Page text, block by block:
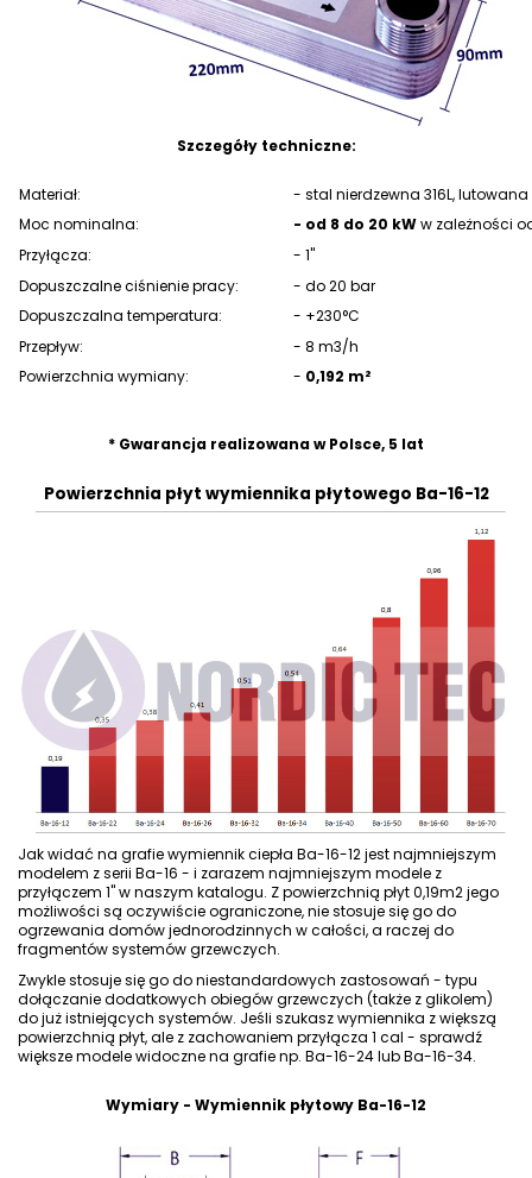
Szczegóły techniczne:
Materiał:
Moc nominalna:
Przyłącza:
Dopuszczalne ciśnienie pracy:
Dopuszczalna temperatura:
Przepływ:
Powierzchnia wymiany:
- stal nierdzewna 316L,
- od 8 do 20 kWw zależności
- 1"
- do 20 bar
- +230°C
- 8 m3/h
- 0,192 m²
* Gwarancja realizowana w Polsce, 5 lat
Powierzchnia płyt wymiennika płytowego Ba-16-12
Jak widać na grafie wymiennik ciepła Ba-16-12 jest najmniejszym
modelem z serii Ba-16 - i zarazem najmniejszym modele z
przyłączem 1" w naszym katalogu. Z powierzchnią płyt 0,19m2 jego
możliwości są oczywiście ograniczone, nie stosuje się go do
ogrzewania domów jednorodzinnych w całości, a raczej do
fragmentów systemów grzewczych.
Zwykle stosuje się go do niestandardowych zastosowań - typu
dołączanie dodatkowych obiegów grzewczych (także z glikolem)
do już istniejących systemów. Jeśli szukasz wymiennika z większą
powierzchnią płyt, ale z zachowaniem przyłącza 1 cal - sprawdź
większe modele widoczne na grafie np. Ba-16-24lubBa-16-34.
Wymiary - Wymiennik płytowy Ba-16-12